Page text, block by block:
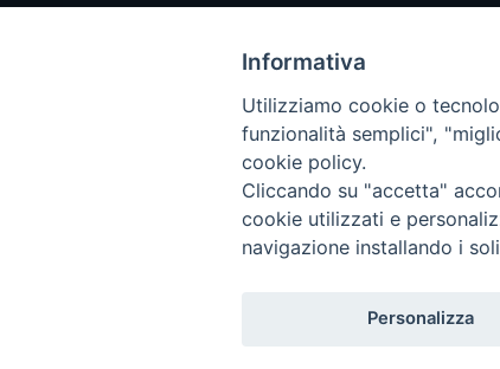
Copyright © 2019 - Tutti i diritti riservati -
Informativa
Utilizziamo cookie o
funzionalità semplici",
cookie policy.
Cliccando su "accetta"
cookie utilizzati e
navigazione installando i
Personalizza